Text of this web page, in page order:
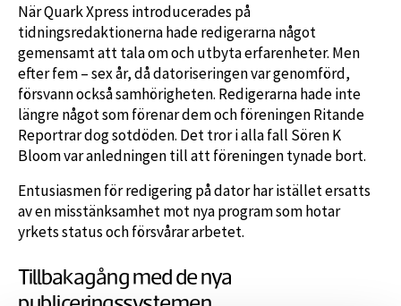
När Quark Xpress introducerades på
tidningsredaktionerna hade redigerarna något
gemensamt att tala om och utbyta erfarenheter. Men
efter fem – sex år, då datoriseringen var genomförd,
försvann också samhörigheten. Redigerarna hade inte
längre något som förenar dem och föreningen Ritande
Reportrar dog sotdöden. Det tror i alla fall Sören K
Bloom var anledningen till att föreningen tynade bort.
Entusiasmen för redigering på dator har istället ersatts
av en misstänksamhet mot nya program som hotar
yrkets status och försvårar arbetet.
Tillbakagång med de nya